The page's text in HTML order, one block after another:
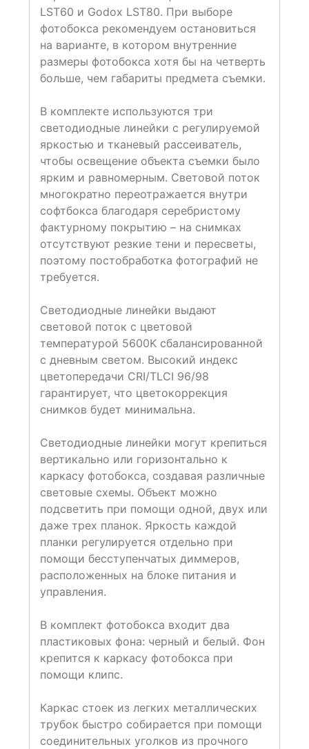
LST60 и Godox LST80. При выборе
фотобокса рекомендуем остановиться
на варианте, в котором внутренние
размеры фотобокса хотя бы на четверть
больше, чем габариты предмета съемки.
В комплекте используются три
светодиодные линейки с регулируемой
яркостью и тканевый рассеиватель,
чтобы освещение объекта съемки было
ярким и равномерным. Световой поток
многократно переотражается внутри
софтбокса благодаря серебристому
фактурному покрытию – на снимках
отсутствуют резкие тени и пересветы,
поэтому постобработка фотографий не
требуется.
Светодиодные линейки выдают
световой поток с цветовой
температурой 5600K сбалансированной
с дневным светом. Высокий индекс
цветопередачи CRI/TLCI 96/98
гарантирует, что цветокоррекция
снимков будет минимальна.
Светодиодные линейки могут крепиться
вертикально или горизонтально к
каркасу фотобокса, создавая различные
световые схемы. Объект можно
подсветить при помощи одной, двух или
даже трех планок. Яркость каждой
планки регулируется отдельно при
помощи бесступенчатых диммеров,
расположенных на блоке питания и
управления.
В комплект фотобокса входит два
пластиковых фона: черный и белый. Фон
крепится к каркасу фотобокса при
помощи клипс.
Каркас стоек из легких металлических
трубок быстро собирается при помощи
соединительных уголков из прочного